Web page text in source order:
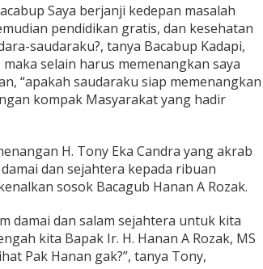
Saya berjanji kedepan masalah
pendidikan gratis, dan kesehatan
saudaraku?, tanya Bacabup Kadapi,
selain harus memenangkan saya
“apakah saudaraku siap memenangkan
kompak Masyarakat yang hadir
H. Tony Eka Candra yang akrab
dan sejahtera kepada ribuan
sosok Bacagub Hanan A Rozak.
damai dan salam sejahtera untuk kita
kita Bapak Ir. H. Hanan A Rozak, MS
Pak Hanan gak?”, tanya Tony,